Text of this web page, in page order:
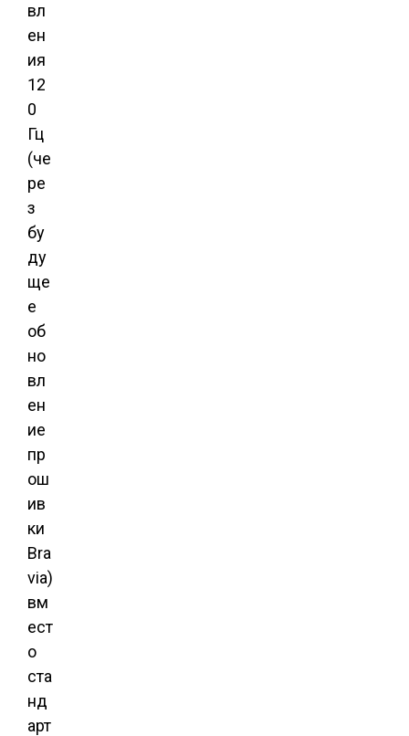
вл
ен
ия
12
0
Гц
(че
ре
з
бу
ду
ще
е
об
но
вл
ен
ие
пр
ош
ив
ки
Bra
via)
вм
ест
о
ста
нд
арт